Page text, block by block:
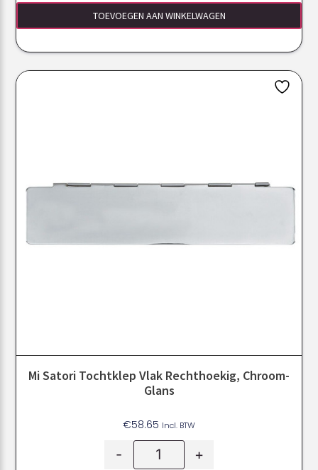
TOEVOEGEN AAN WINKELWAGEN
Mi Satori Tochtklep Vlak Rechthoekig, Chroom-
Glans
€58.65 Incl. BTW
- +